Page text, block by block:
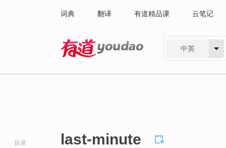
词典 翻译 有道精品课 云笔记
中英
目录 last-minute